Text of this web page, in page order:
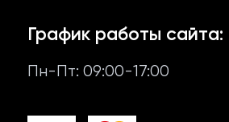
График работы сайта:
Пн-Пт: 09:00-17:00
Аджика и кетчупы
Другие соусы
Мясо для шаурмы